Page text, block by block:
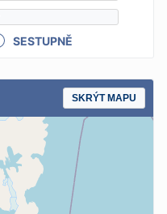
SESTUPNĚ
SKRÝT MAPU